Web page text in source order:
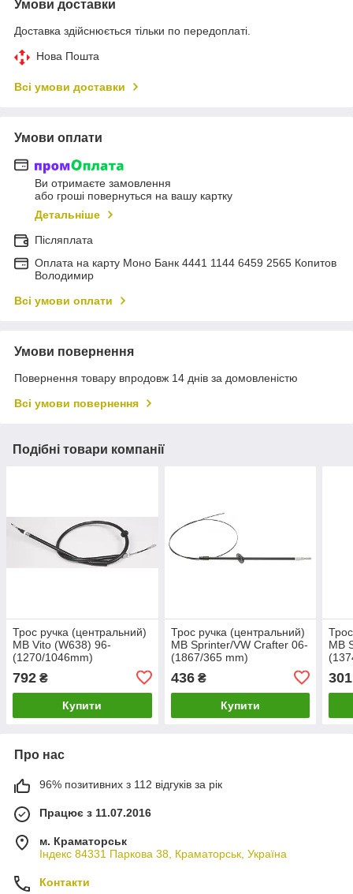
Умови доставки
Доставка здійснюється тільки по передоплаті.
Нова Пошта
Всі умови доставки
Умови оплати
Ви отримаєте замовлення
або гроші повернуться на вашу картку
Детальніше
Післяплата
Оплата на карту Моно Банк 4441 1144 6459 2565 Копитов
Володимир
Всі умови оплати
Умови повернення
Повернення товару впродовж 14 днів за домовленістю
Всі умови повернення
Подібні товари компанії
Трос ручка (центральний)
MB Vito (W638) 96-
(1270/1046mm)
792 ₴
Купити
Трос ручка (центральний)
MB Sprinter/VW Crafter 06-
(1867/365 mm)
436₴
Купити
MB
301
Про нас
96% позитивних з 112 відгуків за рік
Працює з 11.07.2016
м. Краматорськ
Індекс 84331 Паркова 38, Краматорськ, Україна
Контакти